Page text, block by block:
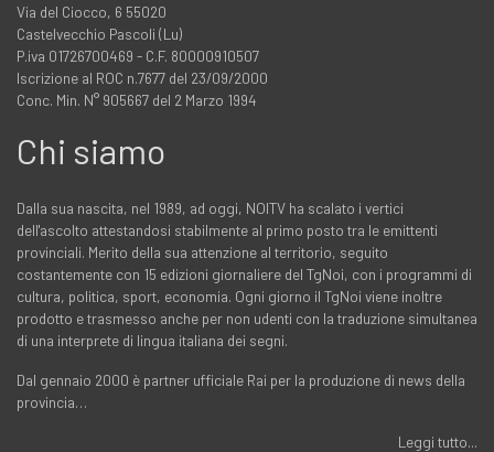
Via del Ciocco, 6 55020
Castelvecchio Pascoli (Lu)
P.iva 01726700469 - C.F. 80000910507
Iscrizione al ROC n.7677 del 23/09/2000
Conc. Min. N° 905667 del 2 Marzo 1994
Chi siamo
Dalla sua nascita, nel 1989, ad oggi, NOITV ha scalato i vertici
dell'ascolto attestandosi stabilmente al primo posto tra le emittenti
provinciali. Merito della sua attenzione al territorio, seguito
costantemente con 15 edizioni giornaliere del TgNoi, con i programmi di
cultura, politica, sport, economia. Ogni giorno il TgNoi viene inoltre
prodotto e trasmesso anche per non udenti con la traduzione simultanea
di una interprete di lingua italiana dei segni.
Dal gennaio 2000 è partner ufficiale Rai per la produzione di news della
provincia…
Leggi tutto...